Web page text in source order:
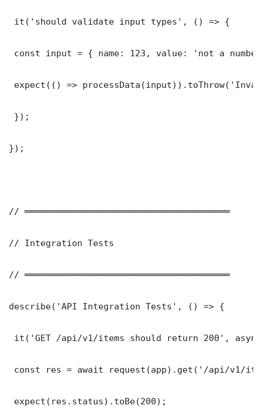
it('should validate input types', () => {
const input = { name: 123, value: 'not a
expect(() =>
});
});
// ═══════════════════════════════════════
// Integration Tests
// ═══════════════════════════════════════
describe('API Integration Tests', () => {
it('GET /api/v1/items should return 200',
const res = await request(app).get('/api/v1/
expect(res.status).toBe(200);